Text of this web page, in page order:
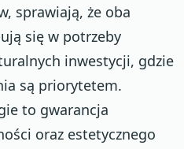
sprawiają, że oba
się w potrzeby
inwestycji, gdzie
są priorytetem.
to gwarancja
oraz estetycznego